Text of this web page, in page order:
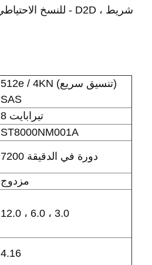
512e / 4KN (تنسيق سريع)
SAS
8 تيرابايت
ST8000NM001A
7200 دورة في الدقيقة
مزدوج
12.0 ، 6.0 ، 3.0
4.16